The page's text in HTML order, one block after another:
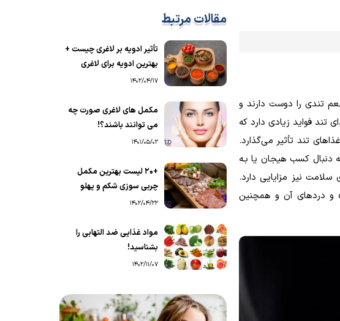
تندی را دوست دارند و
فواید زیادی دارد که
تند تأثیر می‌گذارد.
دنبال کسب هیجان یا بـه
نیز مزایایی دارد.
و دردهای آن و همچنین
مقالات مرتبط
تأثیر ادویه بر لاغری چیست +
بهترین ادویه برای لاغری
1402/04/17
مکمل های لاغری صورت چه
می توانند باشند؟!
1401/05/02
+20 لیست بهترین مکمل
چربی سوزی شکم و پهلو
1402/04/22
مواد غذایی ضد التهابی را
بشناسید!
1402/11/07